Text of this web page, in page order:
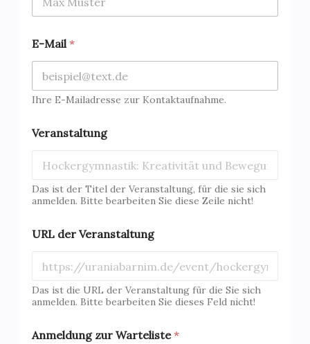
E-Mail*
Ihre E-Mailadresse zur Kontaktaufnahme.
Veranstaltung
Das ist der Titel der Veranstaltung, für die sie sich
anmelden. Bitte bearbeiten Sie diese Zeile nicht!
URL der Veranstaltung
Das ist die URL der Veranstaltung für die Sie sich
anmelden. Bitte bearbeiten Sie dieses Feld nicht!
Anmeldung zur Warteliste*